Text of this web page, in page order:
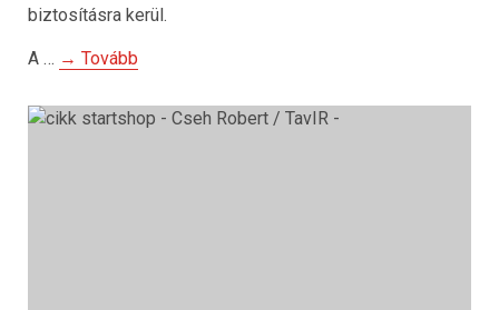
biztosításra kerül.
A … → Tovább